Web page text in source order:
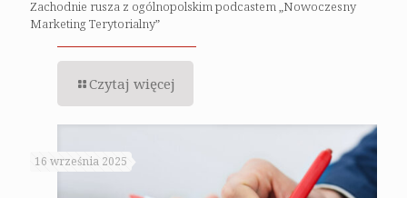
Zachodnie rusza z ogólnopolskim podcastem „Nowoczesny
Marketing Terytorialny”
Czytaj więcej
16 września 2025